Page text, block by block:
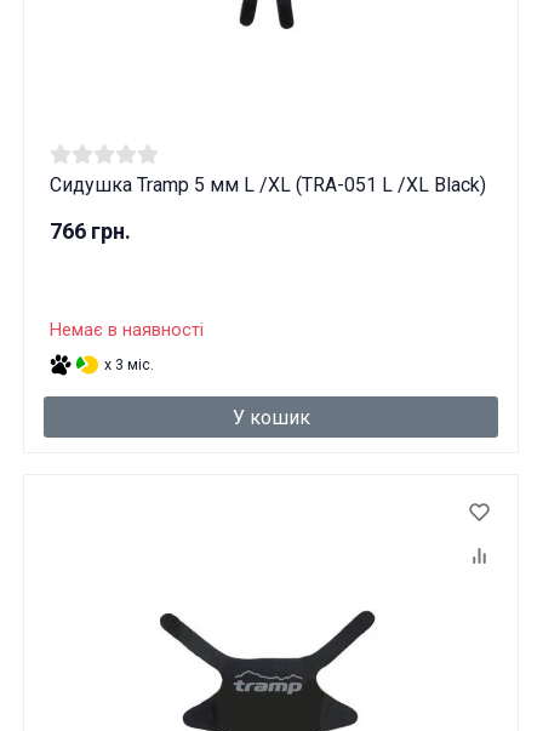
Сидушка Tramp 5 мм L /XL (TRA-051 L /XL Black)
766 грн.
Немає в наявності
x 3 міс.
У кошик